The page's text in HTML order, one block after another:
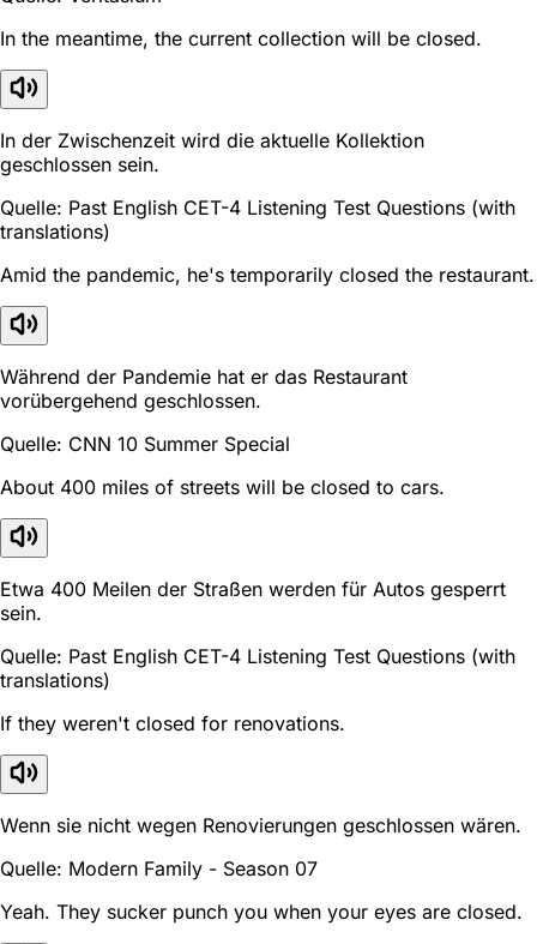
In the meantime, the current collection will be closed.
In der Zwischenzeit wird die aktuelle Kollektion
geschlossen sein.
Quelle: Past English CET-4 Listening Test Questions (with
translations)
Amid the pandemic, he's temporarily closed the restaurant.
Während der Pandemie hat er das Restaurant
vorübergehend geschlossen.
Quelle: CNN 10 Summer Special
About 400 miles of streets will be closed to cars.
Etwa 400 Meilen der Straßen werden für Autos gesperrt
sein.
Quelle: Past English CET-4 Listening Test Questions (with
translations)
If they weren't closed for renovations.
Wenn sie nicht wegen Renovierungen geschlossen wären.
Quelle: Modern Family - Season 07
Yeah. They sucker punch you when your eyes are closed.